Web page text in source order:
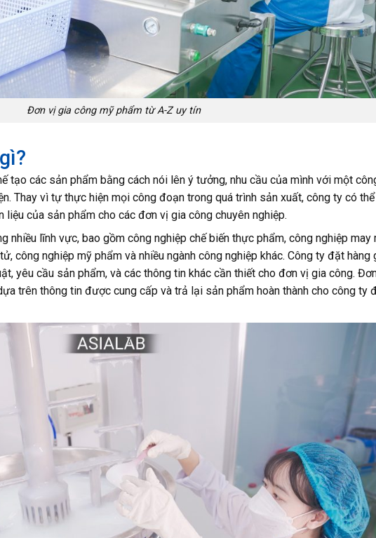
Đơn vị gia công mỹ phẩm từ A-Z uy tín
tạo các sản phẩm bằng cách nói lên ý tưởng, nhu cầu của mình với một
Thay vì tự thực hiện mọi công đoạn trong quá trình sản xuất, công ty có
liệu của sản phẩm cho các đơn vị gia công chuyên nghiệp.
nhiều lĩnh vực, bao gồm công nghiệp chế biến thực phẩm, công nghiệp may
công nghiệp mỹ phẩm và nhiều ngành công nghiệp khác. Công ty đặt hàng
yêu cầu sản phẩm, và các thông tin khác cần thiết cho đơn vị gia công.
trên thông tin được cung cấp và trả lại sản phẩm hoàn thành cho công ty